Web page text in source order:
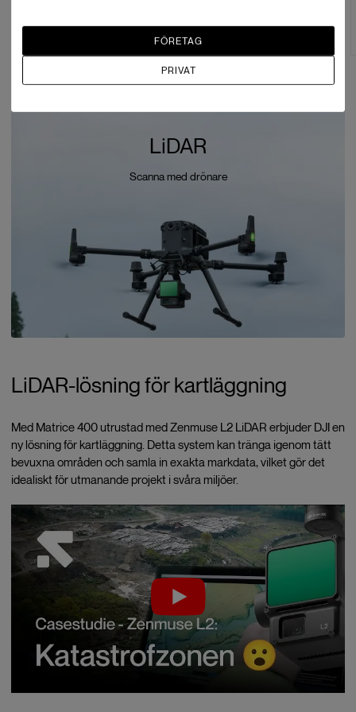
SEK 206,392
SEK 60,095
LiDAR
Scanna med drönare
LiDAR-lösning för kartläggning
Med Matrice 400 utrustad med Zenmuse L2 LiDAR erbjuder DJI en
ny lösning för kartläggning. Detta system kan tränga igenom tätt
bevuxna områden och samla in exakta markdata, vilket gör det
idealiskt för utmanande projekt i svåra miljöer.
FÖRETAG
PRIVAT